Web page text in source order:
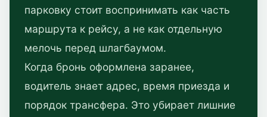
парковку стоит воспринимать как часть
маршрута к рейсу, а не как отдельную
мелочь перед шлагбаумом.
Когда бронь оформлена заранее,
водитель знает адрес, время приезда и
порядок трансфера. Это убирает лишние